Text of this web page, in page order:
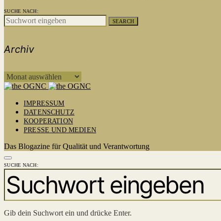
SUCHE NACH:
SEARCH
Archiv
ARCHIV
IMPRESSUM
DATENSCHUTZ
KOOPERATION
PRESSE UND MEDIEN
Das Blogazine für Qualität und Verantwortung
SUCHE NACH:
Gib dein Suchwort ein und drücke Enter.